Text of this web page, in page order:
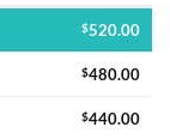
$520.00
$480.00
$440.00